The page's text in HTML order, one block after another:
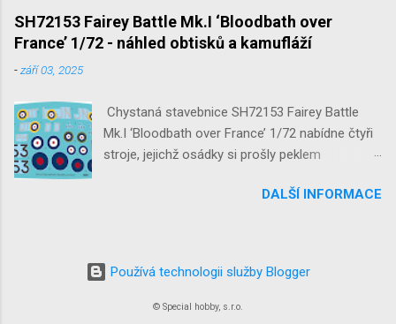
doplní leptané popruhy nábojových schránek.
SH72153 Fairey Battle Mk.I ‘Bloodbath over
France’ 1/72 - náhled obtisků a kamufláží
-září 03, 2025
Chystaná stavebnice SH72153 Fairey Battle
Mk.I ‘Bloodbath over France’ 1/72 nabídne čtyři
stroje, jejichž osádky si prošly peklem
DALŠÍ INFORMACE
Používá technologii služby Blogger
© Special hobby, s.r.o.